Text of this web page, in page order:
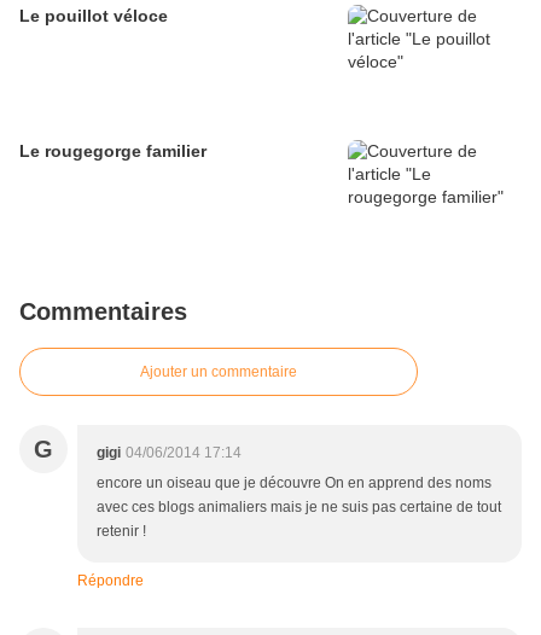
Le pouillot véloce
Le rougegorge familier
Commentaires
Ajouter un commentaire
G gigi 04/06/2014 17:14
encore un oiseau que je découvre On en apprend des noms
avec ces blogs animaliers mais je ne suis pas certaine de tout
retenir !
Répondre